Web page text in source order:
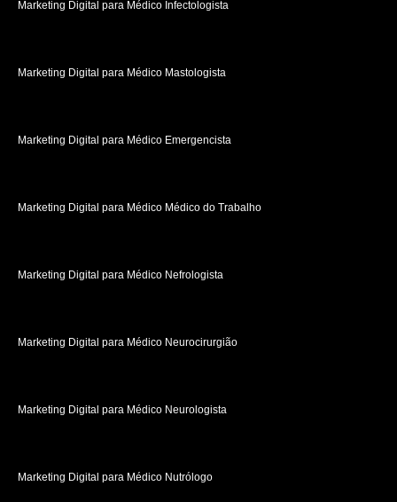
Marketing Digital para Médico Infectologista
Marketing Digital para Médico Mastologista
Marketing Digital para Médico Emergencista
Marketing Digital para Médico Médico do Trabalho
Marketing Digital para Médico Nefrologista
Marketing Digital para Médico Neurocirurgião
Marketing Digital para Médico Neurologista
Marketing Digital para Médico Nutrólogo